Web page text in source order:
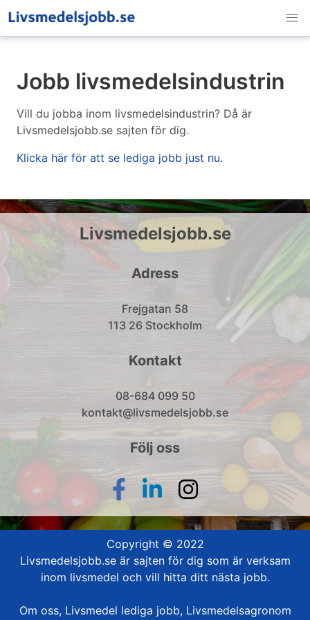
Jobb livsmedelsindustrin
Vill du jobba inom livsmedelsindustrin? Då är
Livsmedelsjobb.se sajten för dig.
Klicka här för att se lediga jobb just nu.
Livsmedelsjobb.se
Adress
Frejgatan 58
113 26 Stockholm
Kontakt
08-684 099 50
kontakt@livsmedelsjobb.se
Följ oss
Copyright © 2022
Livsmedelsjobb.se är sajten för dig som är verksam
inom livsmedel och vill hitta ditt nästa jobb.
Om oss, Livsmedel lediga jobb, Livsmedelsagronom